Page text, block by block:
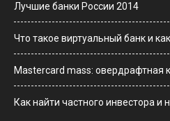
Лучшие банки России 2014
Что такое виртуальный банк и
Мastercard mass: овердрафтная
Как найти частного инвестора и